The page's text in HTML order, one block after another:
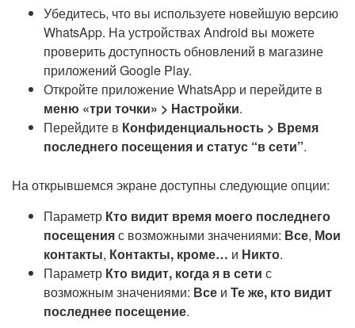
Убедитесь, что вы используете новейшую версию
WhatsApp. На устройствах Android вы можете
проверить доступность обновлений в магазине
приложений Google Play.
Откройте приложение WhatsApp и перейдите в
меню «три точки» > Настройки.
Перейдите в Конфиденциальность > Время
последнего посещения и статус “в сети”.
На открывшемся экране доступны следующие опции:
Параметр Кто видит время моего последнего
посещенияс возможными значениями: Все, Мои
контакты, Контакты, кроме… и Никто.
Параметр Кто видит, когда я в сети с
возможным значениями: Все и Те же, кто видит
последнее посещение.